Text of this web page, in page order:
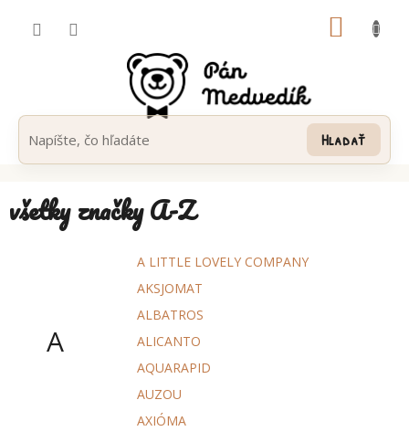
Hľadať
všetky značky A-Z
A
A LITTLE LOVELY COMPANY
AKSJOMAT
ALBATROS
ALICANTO
AQUARAPID
AUZOU
AXIÓMA